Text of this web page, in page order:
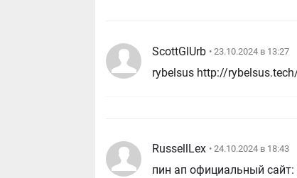
ScottGlUrb • 23.10.2024 в 13:27
RussellLex • 24.10.2024 в 18:43
пин ап официальный сайт: